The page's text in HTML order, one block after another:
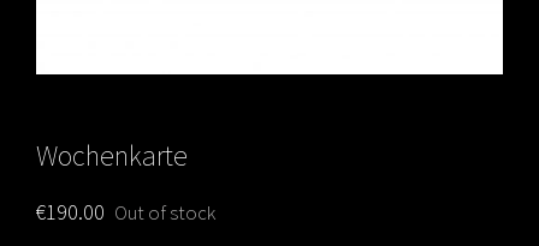
Wochenkarte
€190.00 Out of stock